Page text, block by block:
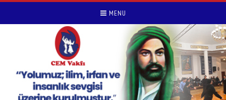
MENU